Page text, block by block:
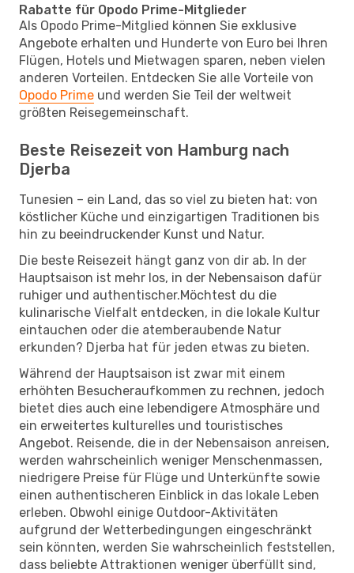
Rabatte für Opodo Prime-Mitglieder
Als Opodo Prime-Mitglied können Sie exklusive
Angebote erhalten und Hunderte von Euro bei Ihren
Flügen, Hotels und Mietwagen sparen, neben vielen
anderen Vorteilen. Entdecken Sie alle Vorteile von
Opodo Prime und werden Sie Teil der weltweit
größten Reisegemeinschaft.
Beste Reisezeit von Hamburg nach
Djerba
Tunesien – ein Land, das so viel zu bieten hat: von
köstlicher Küche und einzigartigen Traditionen bis
hin zu beeindruckender Kunst und Natur.
Die beste Reisezeit hängt ganz von dir ab. In der
Hauptsaison ist mehr los, in der Nebensaison dafür
ruhiger und authentischer.Möchtest du die
kulinarische Vielfalt entdecken, in die lokale Kultur
eintauchen oder die atemberaubende Natur
erkunden? Djerba hat für jeden etwas zu bieten.
Während der Hauptsaison ist zwar mit einem
erhöhten Besucheraufkommen zu rechnen, jedoch
bietet dies auch eine lebendigere Atmosphäre und
ein erweitertes kulturelles und touristisches
Angebot. Reisende, die in der Nebensaison anreisen,
werden wahrscheinlich weniger Menschenmassen,
niedrigere Preise für Flüge und Unterkünfte sowie
einen authentischeren Einblick in das lokale Leben
erleben. Obwohl einige Outdoor-Aktivitäten
aufgrund der Wetterbedingungen eingeschränkt
sein könnten, werden Sie wahrscheinlich feststellen,
dass beliebte Attraktionen weniger überfüllt sind,